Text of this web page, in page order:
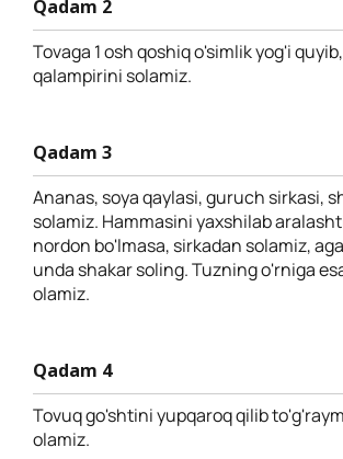
Qadam 2
Tovaga 1 osh qoshiq o'simlik yog'i
qalampirini solamiz.
Qadam 3
Ananas, soya qaylasi, guruch sirkasi,
solamiz. Hammasini yaxshilab
nordon bo'lmasa, sirkadan solamiz,
unda shakar soling. Tuzning o'rniga
olamiz.
Qadam 4
Tovuq go'shtini yupqaroq qilib
olamiz.